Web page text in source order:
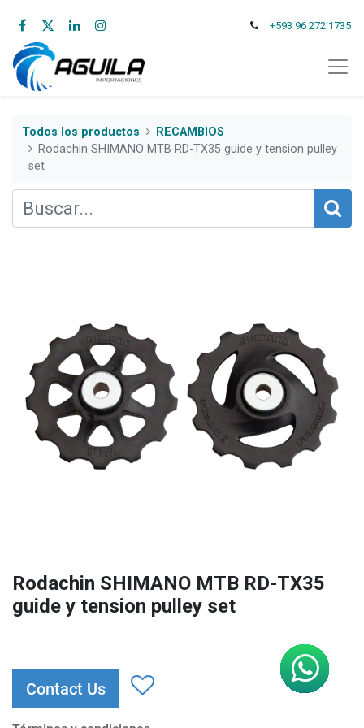
+593 96 272 1735
Todos los productos
RECAMBIOS
Rodachin SHIMANO MTB RD-TX35 guide y tension pulley
set
Rodachin SHIMANO MTB RD-TX35
guide y tension pulley set
Contact Us